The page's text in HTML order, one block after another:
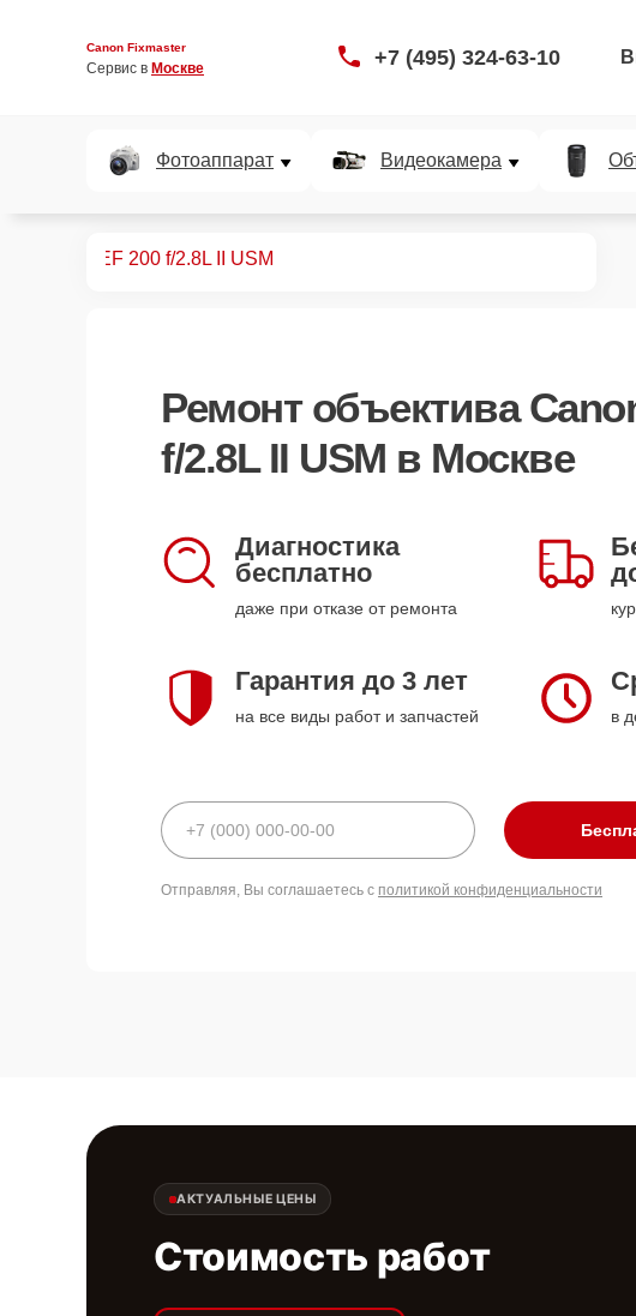
Canon Fixmaster
Сервис в Москве +7 (495) 324-63-10
Фотоаппарат Видеокамера
EF 200 f/2.8L II USM
Ремонт объектива
f/2.8L II USM в Москве
Диагностика
бесплатно
даже при отказе от ремонта
Гарантия до 3 лет
на все виды работ и запчастей в
Отправляя, Вы соглашаетесь с политикой конфиденциальности
АКТУАЛЬНЫЕ ЦЕНЫ
Стоимость работ